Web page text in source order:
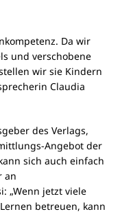
Da wir
und verschobene
wir sie Kindern
Claudia
des Verlags,
Angebot der
sich auch einfach
an
„Wenn jetzt viele
betreuen, kann